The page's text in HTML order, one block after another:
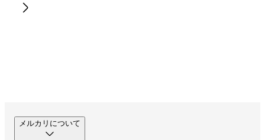
メルカリについて